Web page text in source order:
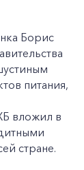
Борис
питания,
вложил в
стране.